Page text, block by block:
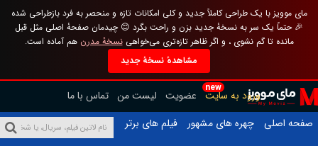
مای موویز با یک طراحی کاملاً جدید و کلی امکانات تازه و منحصر به فرد بازطراحی شده
🎉 حتماً یک سر به نسخهٔ جدید بزن و راحت بگرد 😊 چیدمان صفحهٔ اصلی مثل قبل
مانده تا گم نشوی ، و اگر ظاهر تازه‌تری می‌خواهینسخهٔ مدرن هم آماده است.
مشاهدهٔ نسخهٔ جدید
new
ورود به سایت عضویت لیست من تماس با ما
صفحه اصلی
چهره های مشهور
فیلم های برتر